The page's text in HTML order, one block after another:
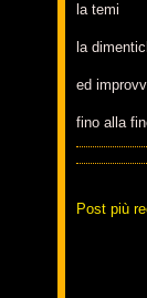
la temi
la
ed
fino alla
Post più